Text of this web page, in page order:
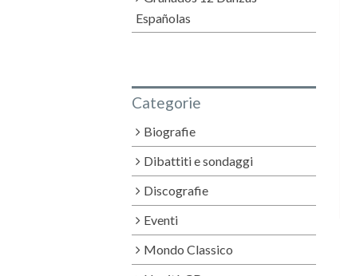
Españolas
Categorie
Biografie
Dibattiti e sondaggi
Discografie
Eventi
Mondo Classico